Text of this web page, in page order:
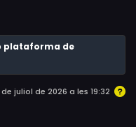
plataforma de
juliol de 2026 a les 19:32